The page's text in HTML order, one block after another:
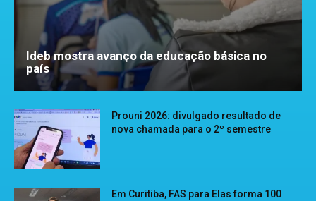
Ideb mostra avanço da educação básica no
país
Prouni 2026: divulgado resultado de
nova chamada para o 2º semestre
Em Curitiba, FAS para Elas forma 100